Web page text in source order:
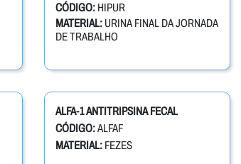
CÓDIGO: HIPUR
MATERIAL:URINA FINAL DA JORNADA
DE TRABALHO
ALFA-1 ANTITRIPSINA FECAL
CÓDIGO:ALFAF
MATERIAL:FEZES